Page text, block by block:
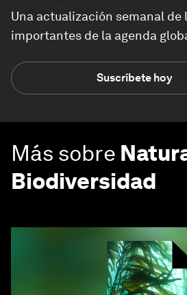
Una actualización semanal de
importantes de la agenda
Suscríbete hoy
Más sobre
Biodiversidad